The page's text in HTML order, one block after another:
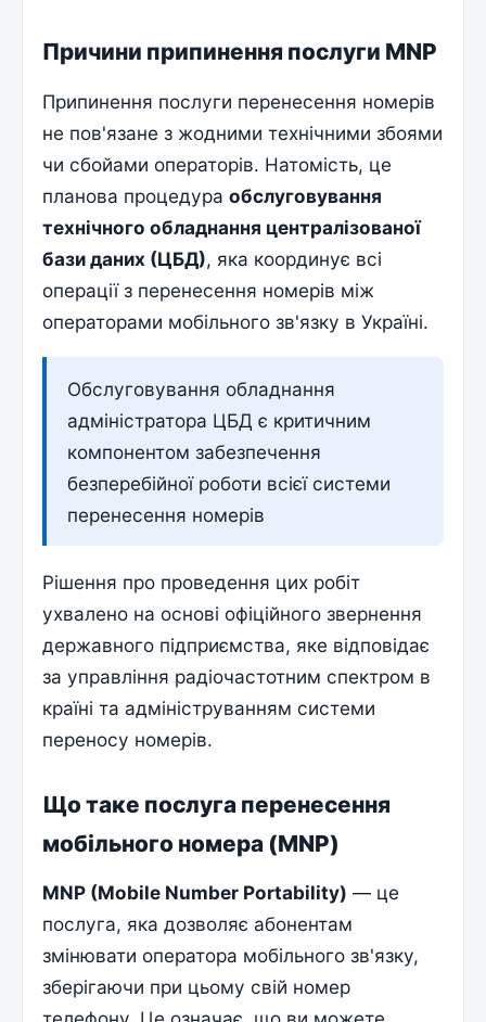
Причини припинення послуги MNP
Припинення послуги перенесення номерів
не пов'язане з жодними технічними збоями
чи сбойами операторів. Натомість, це
планова процедураобслуговування
технічного обладнання централізованої
бази даних (ЦБД), яка координує всі
операції з перенесення номерів між
операторами мобільного зв'язку в Україні.
Обслуговування обладнання
адміністратора ЦБД є критичним
компонентом забезпечення
безперебійної роботи всієї системи
перенесення номерів
Рішення про проведення цих робіт
ухвалено на основі офіційного звернення
державного підприємства, яке відповідає
за управління радіочастотним спектром в
країні та адмініструванням системи
переносу номерів.
Що таке послуга перенесення
мобільного номера (MNP)
MNP (Mobile Number Portability) — це
послуга, яка дозволяє абонентам
змінювати оператора мобільного зв'язку,
зберігаючи при цьому свій номер